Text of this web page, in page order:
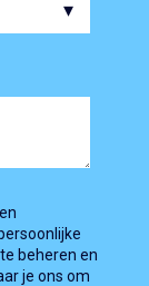
beheren en
je ons om